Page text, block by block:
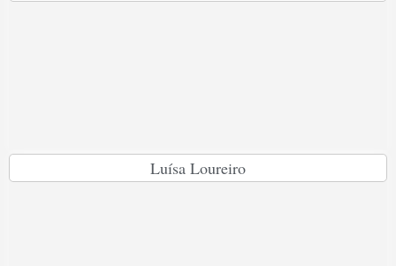
Luísa Loureiro